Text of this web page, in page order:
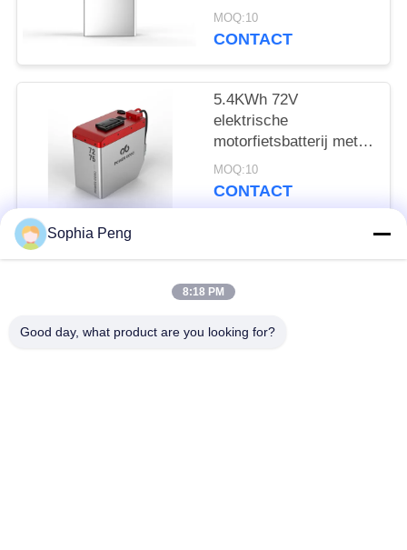
Verwisselbare
motorfietsbatterij
MOQ:10
CONTACT
5.4KWh 72V
elektrische
motorfietsbatterij met
een hoge capaciteit en
lange levensduur voor
MOQ:10
CONTACT
populaire categorieën
Elektrische
Accusystemen
Sophia Peng
8:18 PM
Good day, what product are you looking for?